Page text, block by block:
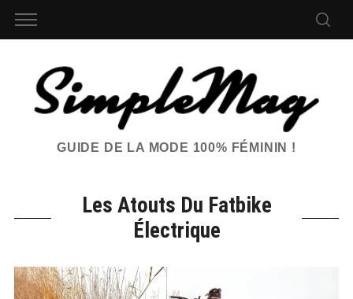
GUIDE DE LA MODE 100% FÉMININ !
Les Atouts Du Fatbike
Électrique